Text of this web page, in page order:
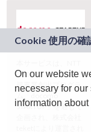
ドコモグループの新
規事業創出プログラ
ム「docomo
STARTUP」を通じて
On our website
necessary for
information